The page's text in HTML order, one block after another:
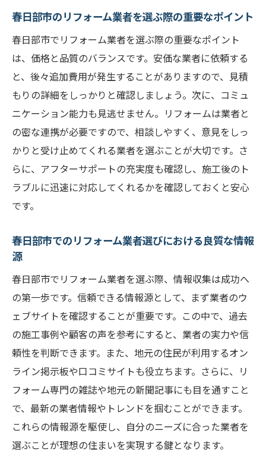
春日部市のリフォーム業者を選ぶ際の重要なポイント
春日部市でリフォーム業者を選ぶ際の重要なポイント
は、価格と品質のバランスです。安価な業者に依頼する
と、後々追加費用が発生することがありますので、見積
もりの詳細をしっかりと確認しましょう。次に、コミュ
ニケーション能力も見逃せません。リフォームは業者と
の密な連携が必要ですので、相談しやすく、意見をしっ
かりと受け止めてくれる業者を選ぶことが大切です。さ
らに、アフターサポートの充実度も確認し、施工後のト
ラブルに迅速に対応してくれるかを確認しておくと安心
です。
春日部市でのリフォーム業者選びにおける良質な情報
源
春日部市でリフォーム業者を選ぶ際、情報収集は成功へ
の第一歩です。信頼できる情報源として、まず業者のウ
ェブサイトを確認することが重要です。この中で、過去
の施工事例や顧客の声を参考にすると、業者の実力や信
頼性を判断できます。また、地元の住民が利用するオン
ライン掲示板や口コミサイトも役立ちます。さらに、リ
フォーム専門の雑誌や地元の新聞記事にも目を通すこと
で、最新の業者情報やトレンドを掴むことができます。
これらの情報源を駆使し、自分のニーズに合った業者を
選ぶことが理想の住まいを実現する鍵となります。